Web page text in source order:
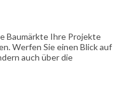
Baumärkte Ihre Projekte
Werfen Sie einen Blick auf
auch über die